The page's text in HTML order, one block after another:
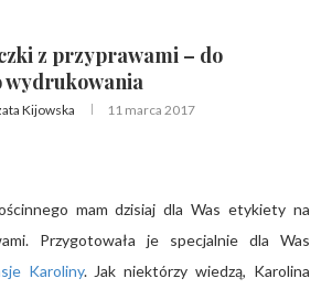
z przyprawami – do
wydrukowania
Kijowska 11 marca 2017
mam dzisiaj dla Was etykiety na
Przygotowała je specjalnie dla Was
Karoliny. Jak niektórzy wiedzą, Karolina